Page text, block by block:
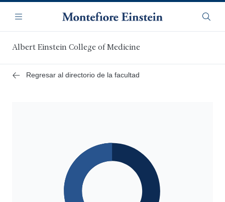
contenido
principal
Navegación
Menú
Albert Einstein College of Medicine
Regresar al directorio de la facultad